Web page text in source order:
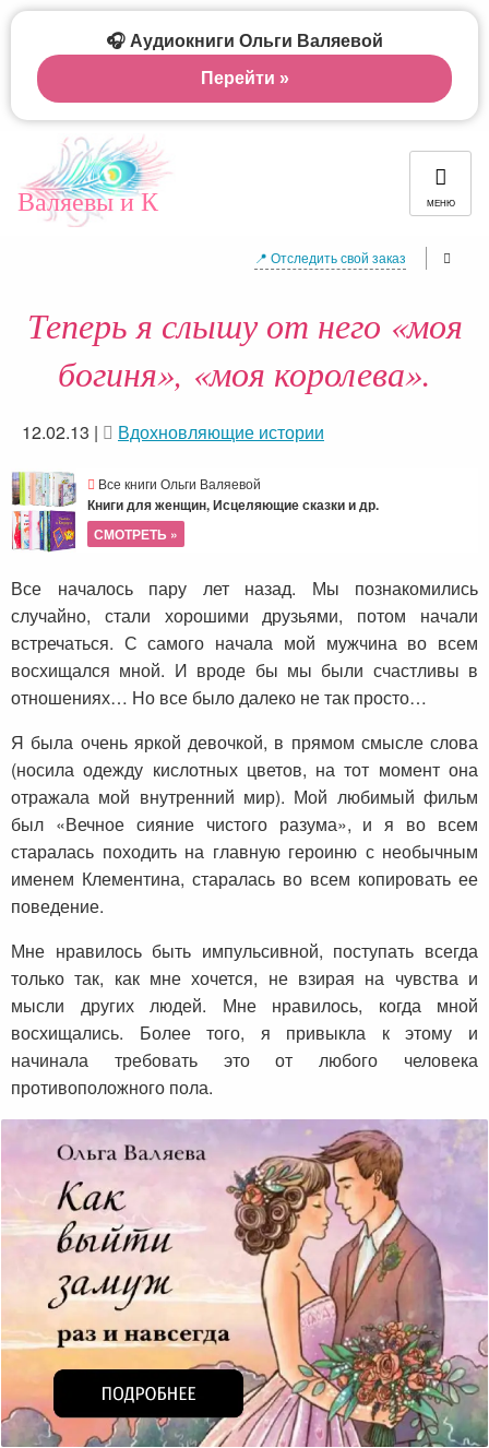
Валяевы и К МЕНЮ
📍 Отследить свой заказ
Теперь я слышу от него «моя
богиня», «моя королева».
12.02.13 | Вдохновляющие истории
Все книги Ольги Валяевой
Книги для женщин, Исцеляющие сказки и др.
СМОТРЕТЬ »
Все началось пару лет назад. Мы познакомились
случайно, стали хорошими друзьями, потом начали
встречаться. С самого начала мой мужчина во всем
восхищался мной. И вроде бы мы были счастливы в
отношениях… Но все было далеко не так просто…
Я была очень яркой девочкой, в прямом смысле слова
(носила одежду кислотных цветов, на тот момент она
отражала мой внутренний мир). Мой любимый фильм
был «Вечное сияние чистого разума», и я во всем
старалась походить на главную героиню с необычным
именем Клементина, старалась во всем копировать ее
поведение.
Мне нравилось быть импульсивной, поступать всегда
только так, как мне хочется, не взирая на чувства и
мысли других людей. Мне нравилось, когда мной
восхищались. Более того, я привыкла к этому и
начинала требовать это от любого человека
противоположного пола.
🎧 Аудиокниги Ольги Валяевой
Перейти »